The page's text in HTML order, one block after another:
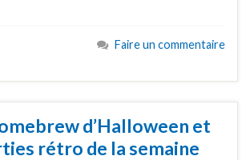
Faire un commentaire
d’Halloween et
rétro de la semaine